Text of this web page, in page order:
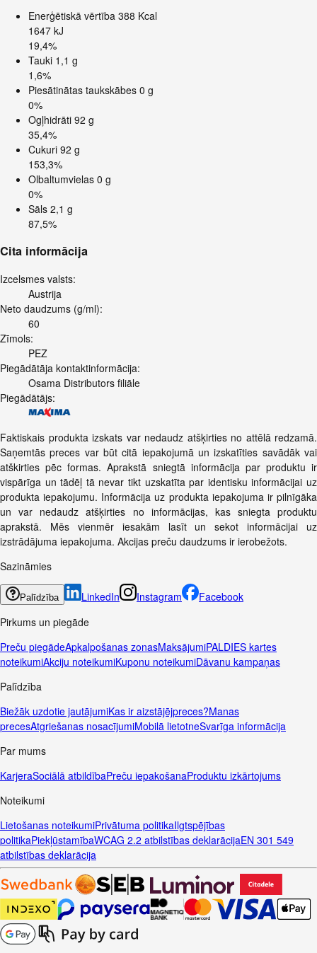
Enerģētiskā vērtība 388 Kcal
1647 kJ
19,4%
Tauki 1,1 g
1,6%
Piesātinātas taukskābes 0 g
0%
Ogļhidrāti 92 g
35,4%
Cukuri 92 g
153,3%
Olbaltumvielas 0 g
0%
Sāls 2,1 g
87,5%
Cita informācija
Izcelsmes valsts:
Austrija
Neto daudzums (g/ml):
60
Zīmols:
PEZ
Piegādātāja kontaktinformācija:
Osama Distributors filiāle
Piegādātājs:
Faktiskais produkta izskats var nedaudz atšķirties no attēlā redzamā.
Saņemtās preces var būt citā iepakojumā un izskatīties savādāk vai
atškirties pēc formas. Aprakstā sniegtā informācija par produktu ir
vispārīga un tādēļ tā nevar tikt uzskatīta par identisku informācijai uz
produkta iepakojumu. Informācija uz produkta iepakojuma ir pilnīgāka
un var nedaudz atšķirties no informācijas, kas sniegta produktu
aprakstā. Mēs vienmēr iesakām lasīt un sekot informācijai uz
izstrādājuma iepakojuma. Akcijas preču daudzums ir ierobežots.
Sazināmies
Palīdzība LinkedIn Instagram
Facebook
Pirkums un piegāde
Preču piegādeApkalpošanas zonasMaksājumiPALDIES kartes
noteikumiAkciju noteikumiKuponu noteikumiDāvanu kampaņas
Palīdzība
Biežāk uzdotie jautājumiKas ir aizstājējpreces?Manas
precesAtgriešanas nosacījumiMobilā lietotneSvarīga informācija
Par mums
KarjeraSociālā atbildībaPreču iepakošanaProduktu izkārtojums
Noteikumi
Lietošanas noteikumiPrivātuma politikaIlgtspējības
politikaPiekļūstamībaWCAG 2.2 atbilstības deklarācijaEN 301 549
atbilstības deklarācija